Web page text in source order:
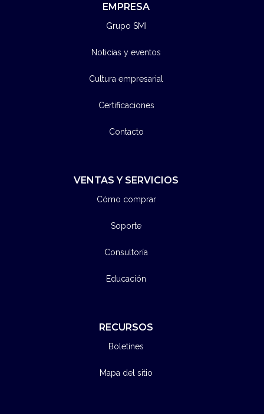
EMPRESA
Grupo SMI
Noticias y eventos
Cultura empresarial
Certificaciones
Contacto
VENTAS Y SERVICIOS
Cómo comprar
Soporte
Consultoría
Educación
RECURSOS
Boletines
Mapa del sitio